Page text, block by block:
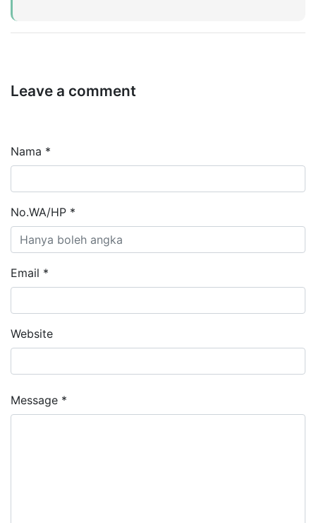
Leave a comment
Nama *
No.WA/HP *
Email *
Website
Message *